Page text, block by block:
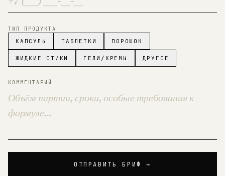
ТИП ПРОДУКТА
КАПСУЛЫ ТАБЛЕТКИ ПОРОШОК
ЖИДКИЕ СТИКИ ГЕЛИ/КРЕМЫ ДРУГОЕ
КОММЕНТАРИЙ
ОТПРАВИТЬ БРИФ →